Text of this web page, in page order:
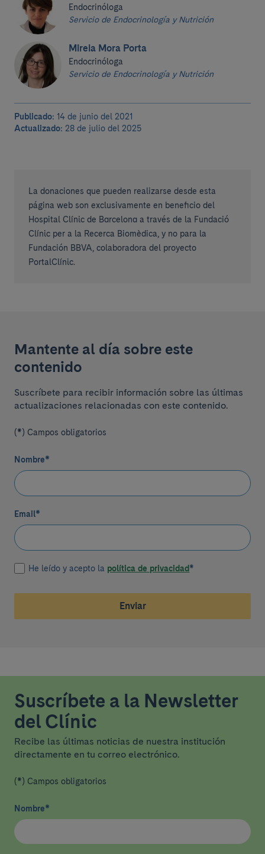
Endocrinóloga
Servicio de Endocrinología y Nutrición
Mireia Mora Porta
Endocrinóloga
Servicio de Endocrinología y Nutrición
Publicado: 14 de junio del 2021
Actualizado: 28 de julio del 2025
La donaciones que pueden realizarse desde esta
página web son exclusivamente en beneficio del
Hospital Clínic de Barcelona a través de la Fundació
Clínic per a la Recerca Biomèdica, y no para la
Fundación BBVA, colaboradora del proyecto
PortalClínic.
Mantente al día sobre este
contenido
Suscríbete para recibir información sobre las últimas
actualizaciones relacionadas con este contenido.
(*) Campos obligatorios
Nombre*
Email*
He leído y acepto la política de privacidad*
Enviar
Suscríbete a la Newsletter
del Clínic
Recibe las últimas noticias de nuestra institución
directamente en tu correo electrónico.
(*) Campos obligatorios
Nombre*